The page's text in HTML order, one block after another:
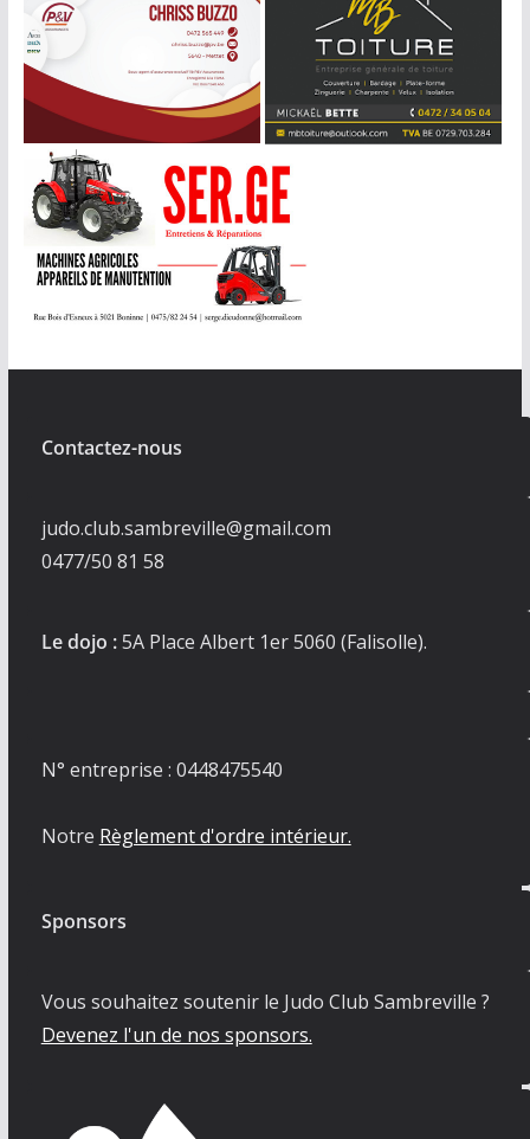
Contactez-nous
judo.club.sambreville@gmail.com
0477/50 81 58
Le dojo :5A Place Albert 1er 5060 (Falisolle).
N° entreprise : 0448475540
Notre Règlement d'ordre intérieur.
Sponsors
Vous souhaitez soutenir le Judo Club Sambreville ?
Devenez l'un de nos sponsors.